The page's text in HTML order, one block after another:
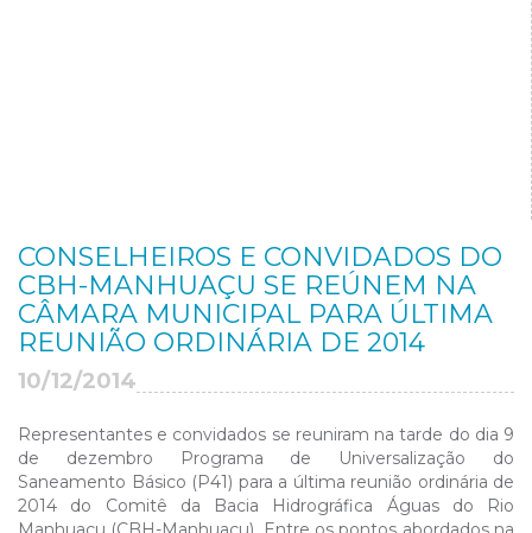
CONSELHEIROS E CONVIDADOS DO
CBH-MANHUAÇU SE REÚNEM NA
CÂMARA MUNICIPAL PARA ÚLTIMA
REUNIÃO ORDINÁRIA DE 2014
10/12/2014
Representantes e convidados se reuniram na tarde do dia 9
de dezembro Programa de Universalização do
Saneamento Básico (P41) para a última reunião ordinária de
2014 do Comitê da Bacia Hidrográfica Águas do Rio